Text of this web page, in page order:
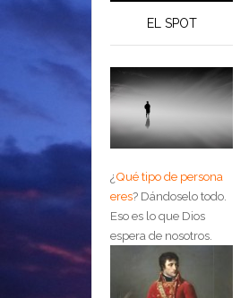
EL SPOT
¿Qué tipo de persona
eres? Dándoselo todo.
Eso es lo que Dios
espera de nosotros.